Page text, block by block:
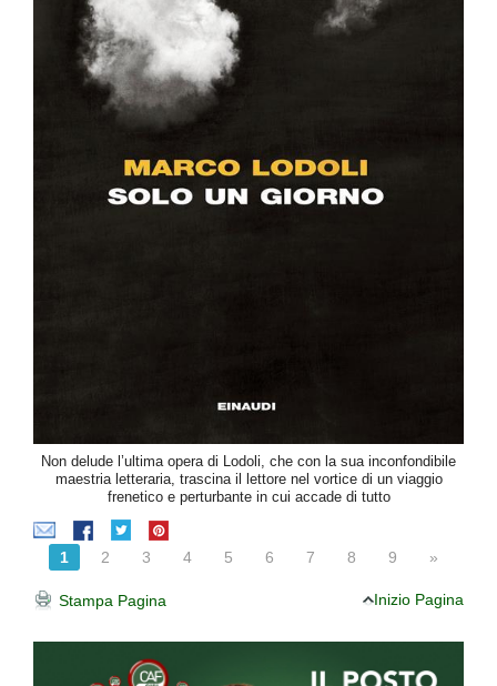
Non delude l’ultima opera di Lodoli, che con la sua inconfondibile
maestria letteraria, trascina il lettore nel vortice di un viaggio
frenetico e perturbante in cui accade di tutto
1 2 3 4 5 6 7 8 9 »
Stampa Pagina Inizio Pagina